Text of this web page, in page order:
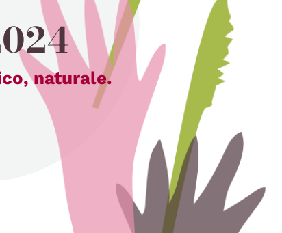
naturale.